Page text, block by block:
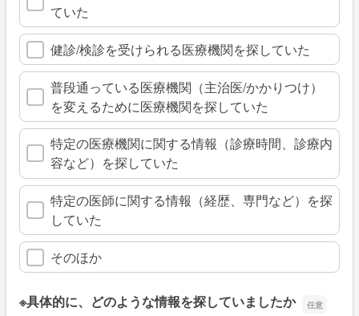
ていた
健診/検診を受けられる医療機関を探していた
普段通っている医療機関（主治医/かかりつけ）
を変えるために医療機関を探していた
特定の医療機関に関する情報（診療時間、診療内
容など）を探していた
特定の医師に関する情報（経歴、専門など）を探
していた
そのほか
※具体的に、どのような情報を探していましたか